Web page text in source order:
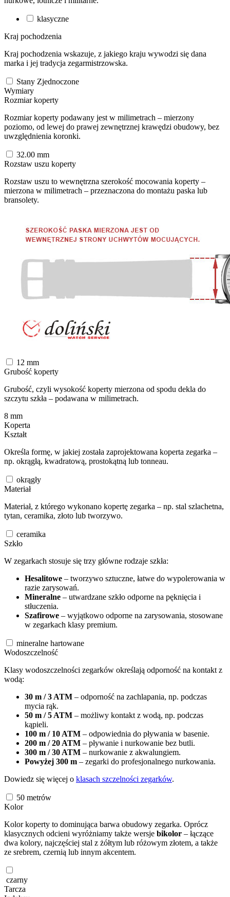
klasyczne
Kraj pochodzenia
Kraj pochodzenia wskazuje, z jakiego kraju wywodzi się dana
marka i jej tradycja zegarmistrzowska.
Stany Zjednoczone
Wymiary
Rozmiar koperty
Rozmiar koperty podawany jest w milimetrach – mierzony
poziomo, od lewej do prawej zewnętrznej krawędzi obudowy, bez
uwzględnienia koronki.
32.00 mm
Rozstaw uszu koperty
Rozstaw uszu to wewnętrzna szerokość mocowania koperty –
mierzona w milimetrach – przeznaczona do montażu paska lub
bransolety.
12 mm
Grubość koperty
Grubość, czyli wysokość koperty mierzona od spodu dekla do
szczytu szkła – podawana w milimetrach.
8 mm
Koperta
Kształt
Określa formę, w jakiej została zaprojektowana koperta zegarka –
np. okrągłą, kwadratową, prostokątną lub tonneau.
okrągły
Materiał
Materiał, z którego wykonano kopertę zegarka – np. stal szlachetna,
tytan, ceramika, złoto lub tworzywo.
ceramika
Szkło
W zegarkach stosuje się trzy główne rodzaje szkła:
Hesalitowe – tworzywo sztuczne, łatwe do wypolerowania w
razie zarysowań.
Mineralne – utwardzane szkło odporne na pęknięcia i
stłuczenia.
Szafirowe – wyjątkowo odporne na zarysowania, stosowane
w zegarkach klasy premium.
mineralne hartowane
Wodoszczelność
Klasy wodoszczelności zegarków określają odporność na kontakt z
wodą:
30 m / 3 ATM – odporność na zachlapania, np. podczas
mycia rąk.
50 m / 5 ATM – możliwy kontakt z wodą, np. podczas
kąpieli.
100 m / 10 ATM – odpowiednia do pływania w basenie.
200 m / 20 ATM – pływanie i nurkowanie bez butli.
300 m / 30 ATM – nurkowanie z akwalungiem.
Powyżej 300 m – zegarki do profesjonalnego nurkowania.
Dowiedz się więcej o klasach szczelności zegarków.
50 metrów
Kolor
Kolor koperty to dominująca barwa obudowy zegarka. Oprócz
klasycznych odcieni wyróżniamy także wersje bikolor – łączące
dwa kolory, najczęściej stal z żółtym lub różowym złotem, a także
ze srebrem, czernią lub innym akcentem.
czarny
Tarcza